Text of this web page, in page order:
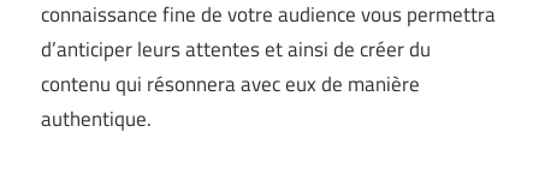
connaissance fine de votre audience vous permettra
d’anticiper leurs attentes et ainsi de créer du
contenu qui résonnera avec eux de manière
authentique.